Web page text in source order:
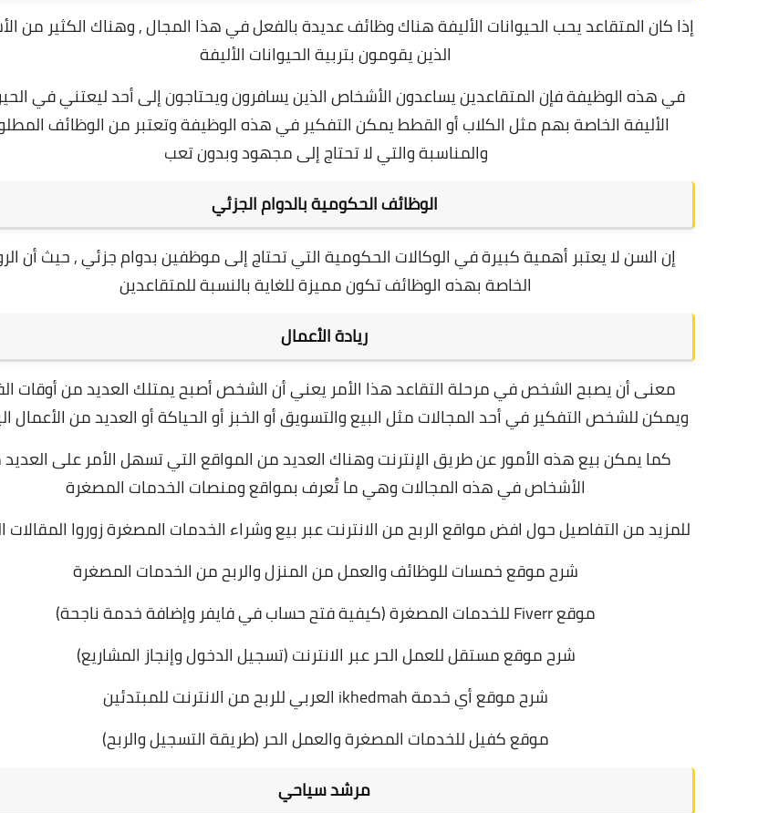
إذا كان المتقاعد يحب الحيوانات الأليفة هناك وظائف عديدة بالفعل في هذا المجال , وهناك الكثير من
الذين يقومون بتربية الحيوانات الأليفة
في هذه الوظيفة فإن المتقاعدين يساعدون الأشخاص الذين يسافرون ويحتاجون إلى أحد ليعتني في
الأليفة الخاصة بهم مثل الكلاب أو القطط يمكن التفكير في هذه الوظيفة وتعتبر من الوظائف
والمناسبة والتي لا تحتاج إلى مجهود وبدون تعب
الوظائف الحكومية بالدوام الجزئي
إن السن لا يعتبر أهمية كبيرة في الوكالات الحكومية التي تحتاج إلى موظفين بدوام جزئي , حيث أن
الخاصة بهذه الوظائف تكون مميزة للغاية بالنسبة للمتقاعدين
ريادة الأعمال
معنى أن يصبح الشخص في مرحلة التقاعد هذا الأمر يعني أن الشخص أصبح يمتلك العديد من أوقات
ويمكن للشخص التفكير في أحد المجالات مثل البيع والتسويق أو الخبز أو الحياكة أو العديد من الأعمال
كما يمكن بيع هذه الأمور عن طريق الإنترنت وهناك العديد من المواقع التي تسهل الأمر على
الأشخاص في هذه المجالات وهي ما تُعرف بمواقع ومنصات الخدمات المصغرة
للمزيد من التفاصيل حول افض مواقع الربح من الانترنت عبر بيع وشراء الخدمات المصغرة زوروا المقالات
شرح موقع خمسات للوظائف والعمل من المنزل والربح من الخدمات المصغرة
موقع Fiverr للخدمات المصغرة (كيفية فتح حساب في فايفر وإضافة خدمة ناجحة)
شرح موقع مستقل للعمل الحر عبر الانترنت (تسجيل الدخول وإنجاز المشاريع)
شرح موقع أي خدمة ikhedmah العربي للربح من الانترنت للمبتدئين
موقع كفيل للخدمات المصغرة والعمل الحر (طريقة التسجيل والربح)
مرشد سياحي